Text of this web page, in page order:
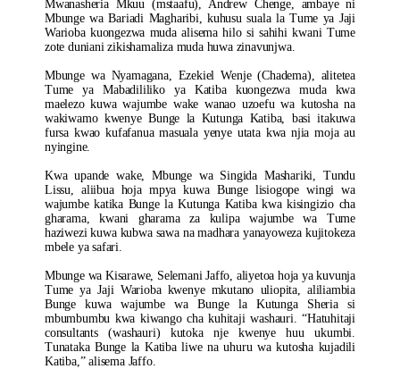
Mwanasheria Mkuu (mstaafu), Andrew Chenge, ambaye ni
Mbunge wa Bariadi Magharibi, kuhusu suala la Tume ya Jaji
Warioba kuongezwa muda alisema hilo si sahihi kwani Tume
zote duniani zikishamaliza muda huwa zinavunjwa.
Mbunge wa Nyamagana, Ezekiel Wenje (Chadema), alitetea
Tume ya Mabadililiko ya Katiba kuongezwa muda kwa
maelezo kuwa wajumbe wake wanao uzoefu wa kutosha na
wakiwamo kwenye Bunge la Kutunga Katiba, basi itakuwa
fursa kwao kufafanua masuala yenye utata kwa njia moja au
nyingine.
Kwa upande wake, Mbunge wa Singida Mashariki, Tundu
Lissu, aliibua hoja mpya kuwa Bunge lisiogope wingi wa
wajumbe katika Bunge la Kutunga Katiba kwa kisingizio cha
gharama, kwani gharama za kulipa wajumbe wa Tume
haziwezi kuwa kubwa sawa na madhara yanayoweza kujitokeza
mbele ya safari.
Mbunge wa Kisarawe, Selemani Jaffo, aliyetoa hoja ya kuvunja
Tume ya Jaji Warioba kwenye mkutano uliopita, aliliambia
Bunge kuwa wajumbe wa Bunge la Kutunga Sheria si
mbumbumbu kwa kiwango cha kuhitaji washauri. “Hatuhitaji
consultants (washauri) kutoka nje kwenye huu ukumbi.
Tunataka Bunge la Katiba liwe na uhuru wa kutosha kujadili
Katiba,” alisema Jaffo.